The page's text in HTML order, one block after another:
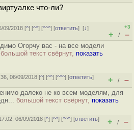
что-ли?
09/2018 [^] [^^] [^^^] [ответить][↓]
+3
+ / –
Огорчу вас - на все модели
большой текст свёрнут, показать
06/09/2018 [^] [^^] [^^^] [ответить]
+ / –
далеко не ко всем моделям, для
большой текст свёрнут, показать
06/09/2018 [^] [^^] [^^^] [ответить]
+ / –